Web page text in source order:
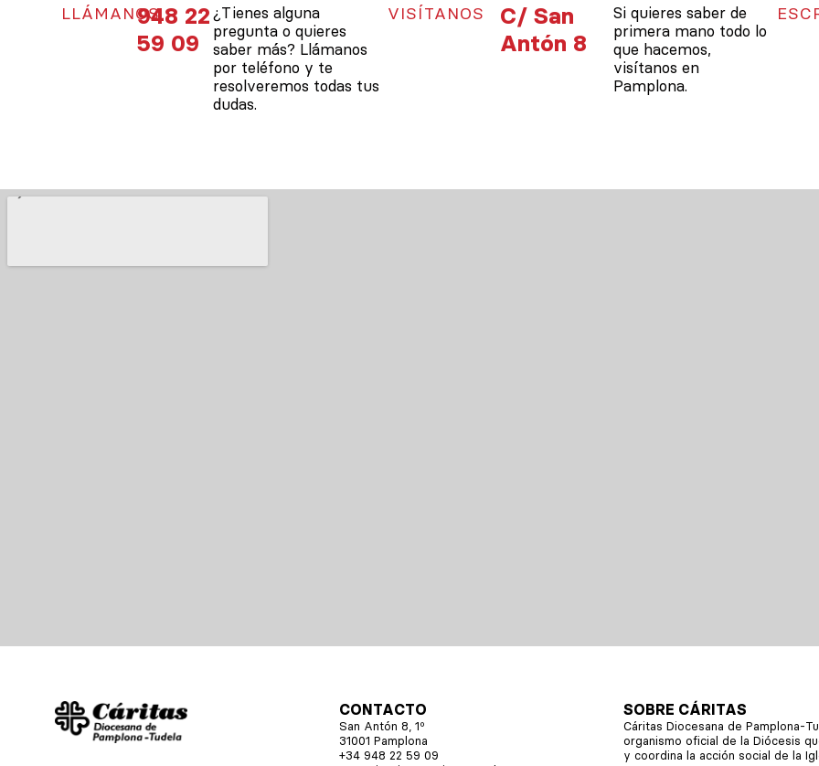
LLÁMANOS948 22
59 09
¿Tienes alguna
pregunta o quieres
saber más? Llámanos
por teléfono y te
resolveremos todas tus
dudas.
VISÍTANOS
C/ San
Antón 8
Si quieres saber de
primera mano todo lo
que hacemos,
visítanos en
Pamplona.
CONTACTO
San Antón 8, 1º
31001 Pamplona
+34 948 22 59 09
SOBRE CÁRITAS
Cáritas Diocesana de Pamplona-
organismo oficial de la Diócesis
y coordina la acción social de la